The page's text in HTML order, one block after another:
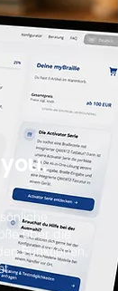
über die
Funktionen,